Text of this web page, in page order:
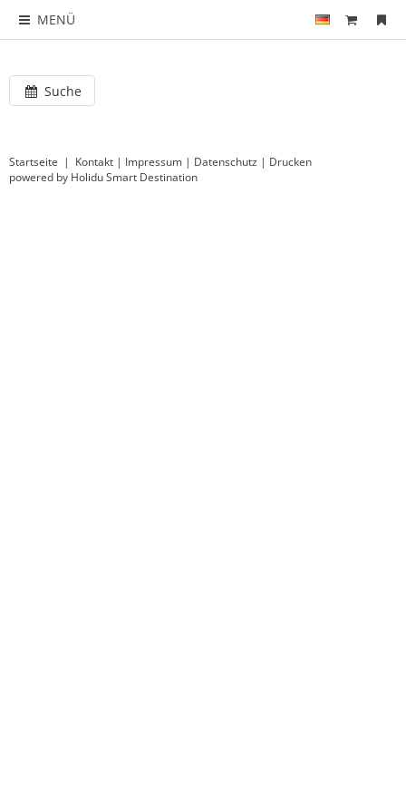
MENÜ
Suche
Startseite | Kontakt | Impressum | Datenschutz | Drucken
powered by Holidu Smart Destination